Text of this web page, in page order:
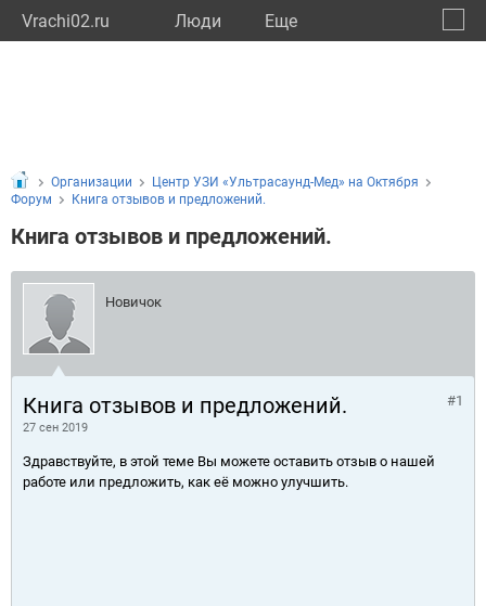
Vrachi02.ru Люди Eще
Организации
Центр УЗИ «Ультрасаунд-Мед» на Октября
Форум
Книга отзывов и предложений.
Книга отзывов и предложений.
Новичок
Книга отзывов и предложений.
27 сен 2019
#1
Здравствуйте, в этой теме Вы можете оставить отзыв о нашей
работе или предложить, как её можно улучшить.